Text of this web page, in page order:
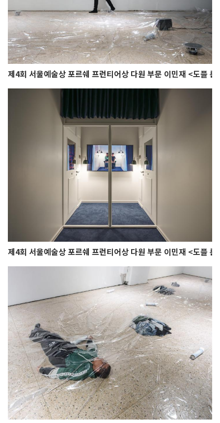
제4회 서울예술상 포르쉐 프런티어상 다원 부문 이민재 <도플 룸
제4회 서울예술상 포르쉐 프런티어상 다원 부문 이민재 <도플 룸